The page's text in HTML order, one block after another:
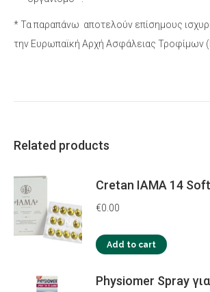
* Τα παραπάνω αποτελούν επίσημους
την Eυρωπαϊκή Αρχή Ασφάλειας Τροφίμων
Related products
Cretan IAMA 14
€0.00
Add to cart
Physiomer Spray